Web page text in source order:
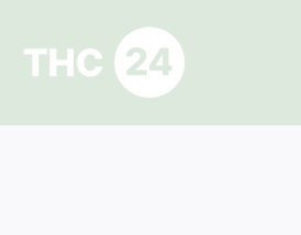
springen
Ratgeber